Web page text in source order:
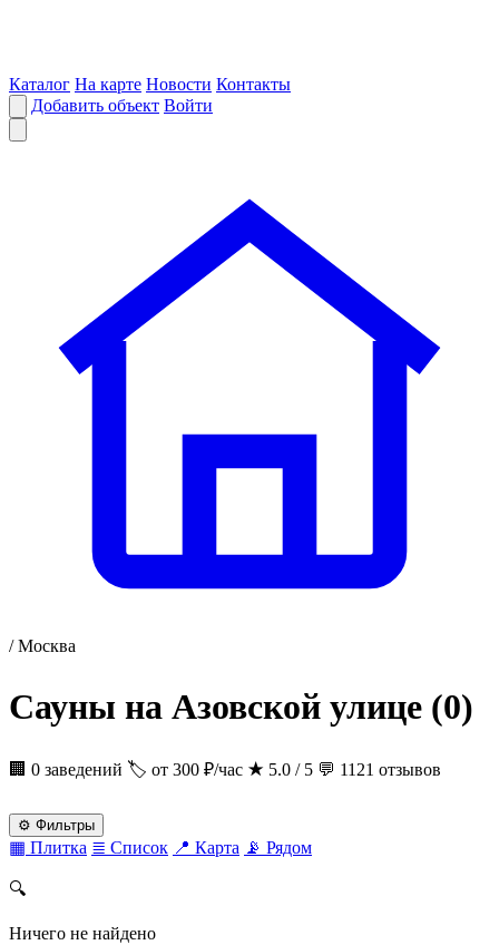
Каталог На карте Новости Контакты
Добавить объект Войти
/ Москва
Сауны на Азовской улице (0)
🏢 0 заведений 🏷 от 300 ₽/час ★ 5.0 / 5 💬 1121 отзывов
⚙ Фильтры
▦ Плитка ≣ Список 📍 Карта 📡 Рядом
🔍
Ничего не найдено